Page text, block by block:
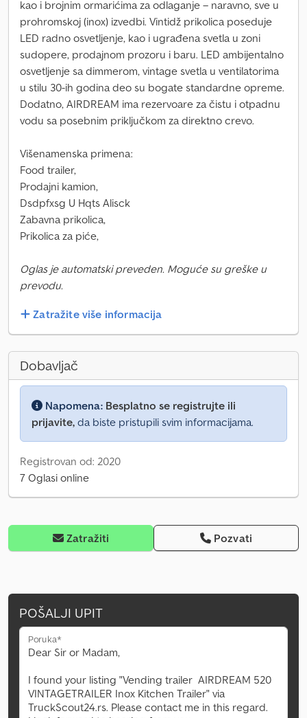
kao i brojnim ormarićima za odlaganje – naravno, sve u
prohromskoj (inox) izvedbi. Vintidž prikolica poseduje
LED radno osvetljenje, kao i ugrađena svetla u zoni
sudopere, prodajnom prozoru i baru. LED ambijentalno
osvetljenje sa dimmerom, vintage svetla u ventilatorima
u stilu 30-ih godina deo su bogate standardne opreme.
Dodatno, AIRDREAM ima rezervoare za čistu i otpadnu
vodu sa posebnim priključkom za direktno crevo.
Višenamenska primena:
Food trailer,
Prodajni kamion,
Dsdpfxsg U Hqts Alisck
Zabavna prikolica,
Prikolica za piće,
Oglas je automatski preveden. Moguće su greške u
prevodu.
Zatražite više informacija
Dobavljač
Napomena: Besplatno se registrujte ili
prijavite, da biste pristupili svim informacijama.
Registrovan od: 2020
7 Oglasi online
Zatražiti Pozvati
POŠALJI UPIT
Poruka*